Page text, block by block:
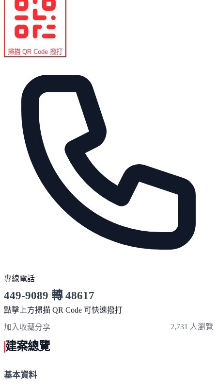
掃描 QR Code 撥打
專線電話
449-9089 轉 48617
服務時間 10:00～19:00
點擊上方掃描 QR Code 可快速撥打
加入收藏分享 2,731 人瀏覽
建案總覽
基本資料